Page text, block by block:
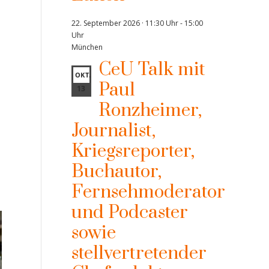
22. September 2026 · 11:30 Uhr- 15:00
Uhr
München
OKT.
13
CeU Talk mit
Paul
Ronzheimer,
Journalist,
Kriegsreporter,
Buchautor,
Fernsehmoderator
und Podcaster
sowie
stellvertretender